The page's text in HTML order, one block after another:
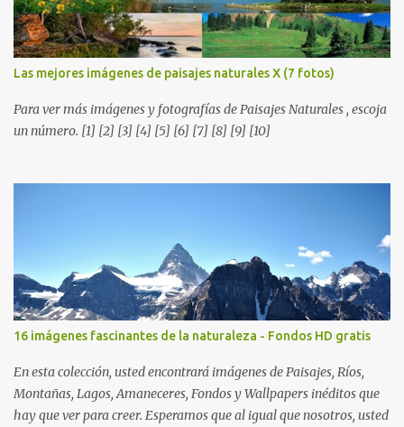
Las mejores imágenes de paisajes naturales X (7 fotos)
Para ver más imágenes y fotografías de Paisajes Naturales , escoja
un número. [1] [2] [3] [4] [5] [6] [7] [8] [9] [10]
16 imágenes fascinantes de la naturaleza - Fondos HD gratis
En esta colección, usted encontrará imágenes de Paisajes, Ríos,
Montañas, Lagos, Amaneceres, Fondos y Wallpapers inéditos que
hay que ver para creer. Esperamos que al igual que nosotros, usted